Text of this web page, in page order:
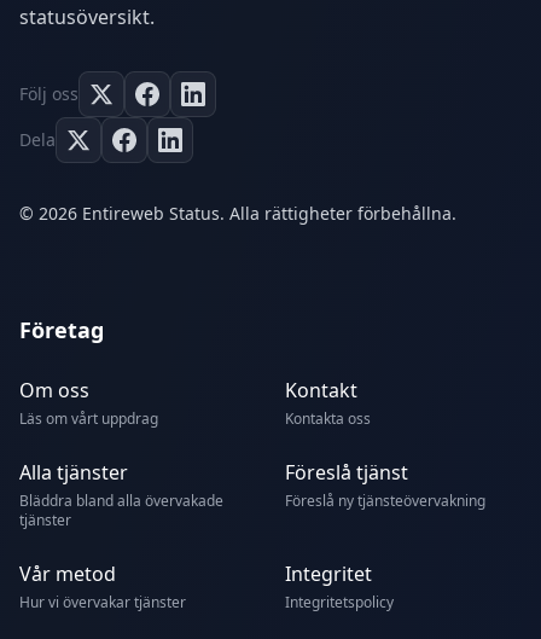
statusöversikt.
Följ oss
Dela
© 2026 Entireweb Status. Alla rättigheter förbehållna.
Företag
Om oss
Läs om vårt uppdrag
Kontakt
Kontakta oss
Alla tjänster
Bläddra bland alla övervakade
tjänster
Föreslå tjänst
Föreslå ny tjänsteövervakning
Vår metod
Hur vi övervakar tjänster
Integritet
Integritetspolicy